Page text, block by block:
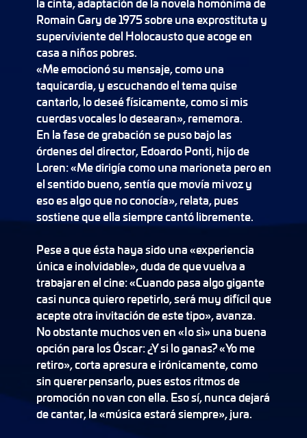
Romain Gary de 1975 sobre una exprostituta y
superviviente del Holocausto que acoge en
casa a niños pobres.
«Me emocionó su mensaje, como una
taquicardia, y escuchando el tema quise
cantarlo, lo deseé físicamente, como si mis
cuerdas vocales lo desearan», rememora.
En la fase de grabación se puso bajo las
órdenes del director, Edoardo Ponti, hijo de
Loren: «Me dirigía como una marioneta pero en
el sentido bueno, sentía que movía mi voz y
eso es algo que no conocía», relata, pues
sostiene que ella siempre cantó libremente.
Pese a que ésta haya sido una «experiencia
única e inolvidable», duda de que vuelva a
trabajar en el cine: «Cuando pasa algo gigante
casi nunca quiero repetirlo, será muy difícil que
acepte otra invitación de este tipo», avanza.
No obstante muchos ven en «Io sì» una buena
opción para los Óscar: ¿Y si lo ganas? «Yo me
retiro», corta apresura e irónicamente, como
sin querer pensarlo, pues estos ritmos de
promoción no van con ella. Eso sí, nunca dejará
de cantar, la «música estará siempre», jura.